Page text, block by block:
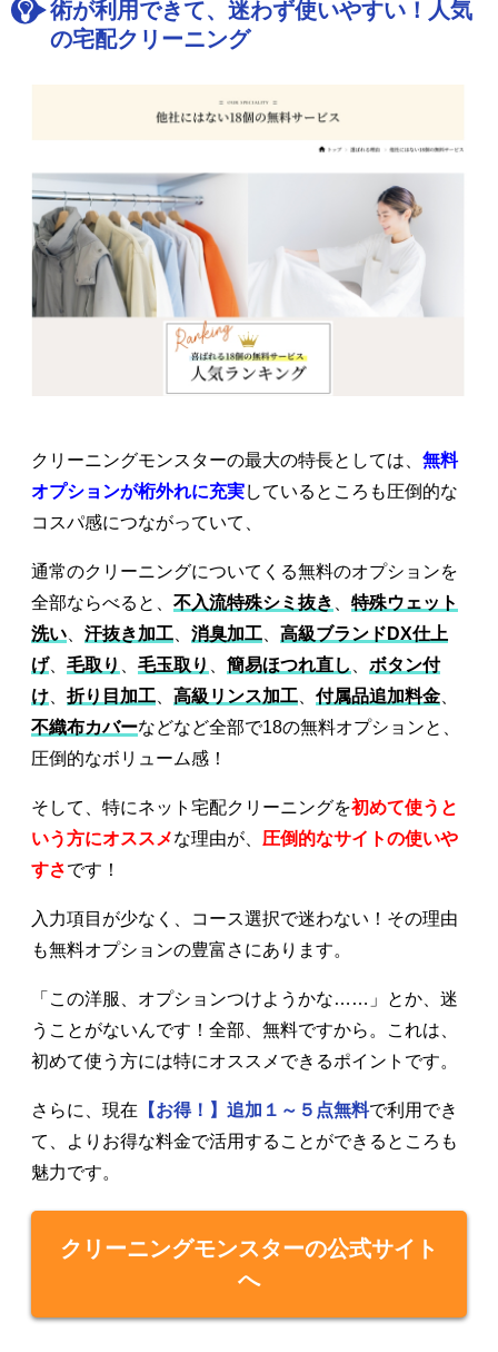
術が利用できて、迷わず使いやすい！人気
の宅配クリーニング
クリーニングモンスターの最大の特長としては、 無料
オプションが桁外れに充実しているところも圧倒的な
コスパ感につながっていて、
通常のクリーニングについてくる無料のオプションを
全部ならべると、 不入流特殊シミ抜き
特殊ウェット
洗い
汗抜き加工 消臭加工
高級ブランドDX仕上
げ、 毛取り 毛玉取り 簡易ほつれ直し
ボタン付
け
折り目加工 高級リンス加工 付属品追加料金
不織布カバーなどなど全部で18の無料オプションと、
圧倒的なボリューム感！
そして、特にネット宅配クリーニングを初めて使うと
いう方にオススメな理由が、 圧倒的なサイトの使いや
すさです！
入力項目が少なく、コース選択で迷わない！その理由
も無料オプションの豊富さにあります。
「この洋服、オプションつけようかな……」とか、迷
うことがないんです！全部、無料ですから。これは、
初めて使う方には特にオススメできるポイントです。
さらに、現在 【お得！】追加１～５点無料で利用でき
て、よりお得な料金で活用することができるところも
魅力です。
クリーニングモンスターの公式サイト
へ